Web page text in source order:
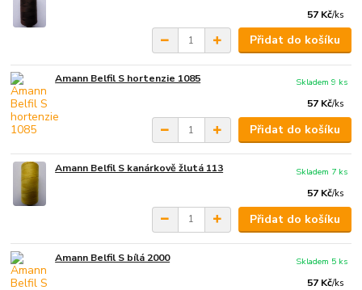
57 Kč/ks
Přidat do košíku
Amann Belfil S hortenzie 1085
57 Kč/ks
Skladem 9 ks
Přidat do košíku
Amann Belfil S kanárkově žlutá 113
57 Kč/ks
Skladem 7 ks
Přidat do košíku
Amann Belfil S bílá 2000
57 Kč/ks
Skladem 5 ks